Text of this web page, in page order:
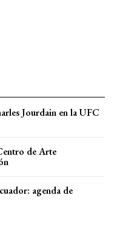
Jourdain en la UFC
de Arte
agenda de